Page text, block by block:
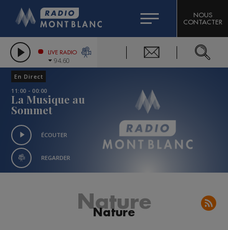
LES CHRONIQUES DE L'EXPERT
CITIZEN MACHINERY
GRAND MASSIF DOMAINES SKIABLES
COMPAGNIE DU MONT-BLANC
NOUS
CONTACTER
LIVE RADIO
94.60
En Direct
11:00 - 00:00
La Musique au
Sommet
ÉCOUTER
REGARDER
Nature
Nature